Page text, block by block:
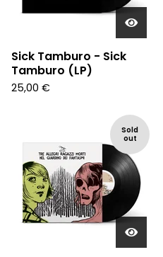
Sick Tamburo - Sick
Tamburo (LP)
25,00 €
Sold
out